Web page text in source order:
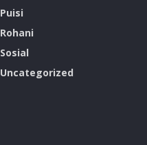
Puisi
Rohani
Sosial
Uncategorized